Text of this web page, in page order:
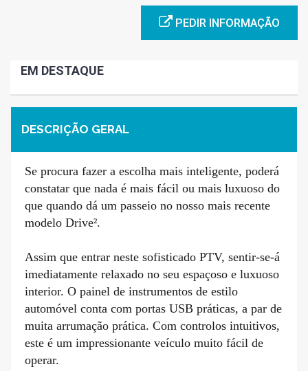
PEDIR INFORMAÇÃO
EM DESTAQUE
DESCRIÇÃO GERAL
Se procura fazer a escolha mais inteligente, poderá
constatar que nada é mais fácil ou mais luxuoso do
que quando dá um passeio no nosso mais recente
modelo Drive².
Assim que entrar neste sofisticado PTV, sentir-se-á
imediatamente relaxado no seu espaçoso e luxuoso
interior. O painel de instrumentos de estilo
automóvel conta com portas USB práticas, a par de
muita arrumação prática. Com controlos intuitivos,
este é um impressionante veículo muito fácil de
operar.